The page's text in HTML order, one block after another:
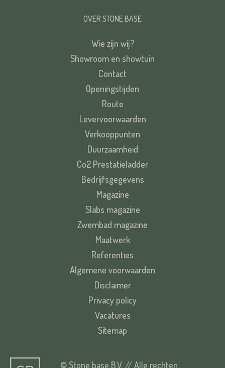
OVER STONE BASE
Wie zijn wij?
Showroom en showtuin
Contact
Openingstijden
Route
Levervoorwaarden
Verkooppunten
Duurzaamheid
Co2 Prestatieladder
Bedrijfsgegevens
Magazine
Slabs magazine
Zwembad magazine
Maatwerk
Referenties
Algemene voorwaarden
Disclaimer
Privacy policy
Vacatures
Sitemap
© Stone base B.V. // Alle rechten